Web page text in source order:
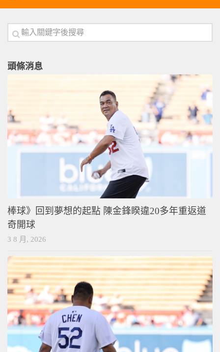
頭條消息
棒球》回到夢想的起點 陳金鋒睽違20多年重返道
奇開球
3 8 月, 2026